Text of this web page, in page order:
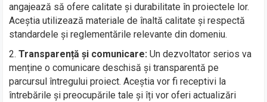
angajează să ofere calitate și durabilitate în proiectele lor.
Aceștia utilizează materiale de înaltă calitate și respectă
standardele și reglementările relevante din domeniu.
Transparență și comunicare: Un dezvoltator serios va
menține o comunicare deschisă și transparentă pe
parcursul întregului proiect. Aceștia vor fi receptivi la
întrebările și preocupările tale și îți vor oferi actualizări